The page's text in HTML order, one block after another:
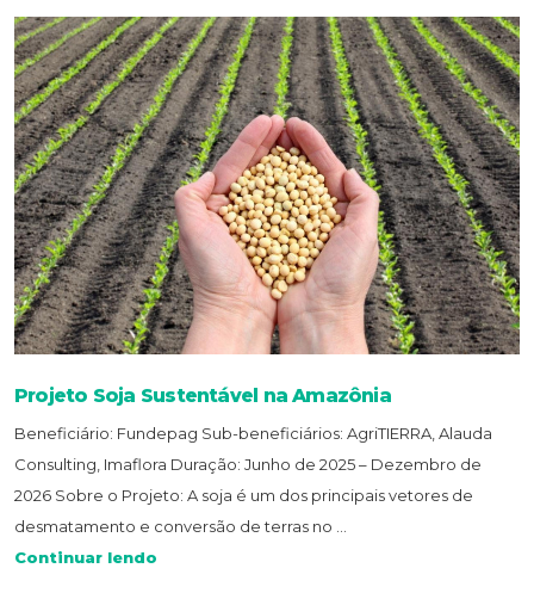
Projeto Soja Sustentável na Amazônia
Beneficiário: Fundepag Sub-beneficiários: AgriTIERRA, Alauda
Consulting, Imaflora Duração: Junho de 2025 – Dezembro de
2026 Sobre o Projeto: A soja é um dos principais vetores de
desmatamento e conversão de terras no ...
Continuar lendo